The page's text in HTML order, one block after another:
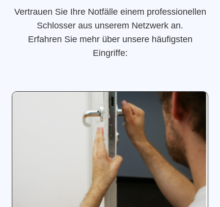
Vertrauen Sie Ihre Notfälle einem professionellen
Schlosser aus unserem Netzwerk an.
Erfahren Sie mehr über unsere häufigsten
Eingriffe: